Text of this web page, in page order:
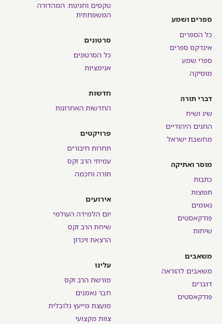
ספרים ושמע
כל הספרים
אינדקס ספרים
ספרי שמע
מוסיקה
דברי תורה
שיג ושיח
החגים היהודיים
מחשבת ישראל
מוסר ואתיקה
כתבות
תפוצות
נאומים
פודקאסטים
שיחות
משאבים
משאבים להוראה
דוברים
פודקאסטים
טקסים וחגיגות: המהדורה
המשפחתית
סרטונים
כל הסרטונים
אנימציות
חדשות
החדשות האחרונות
פרויקטים
תחרות חיבורים
עמיתי הרב זקס
תורה וחכמה
אירועים
יום הלמידה העולמי
שיחת הרב זקס
הרצאת זיכרון
עלינו
מורשת הרב זקס
חבר נאמנים
מועצת מייעץ גלובלית
צוות מקצועי